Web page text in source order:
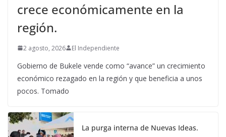
crece económicamente en la
región.
2 agosto, 2026 El Independiente
Gobierno de Bukele vende como “avance” un crecimiento
económico rezagado en la región y que beneficia a unos
pocos. Tomado
La purga interna de Nuevas Ideas.